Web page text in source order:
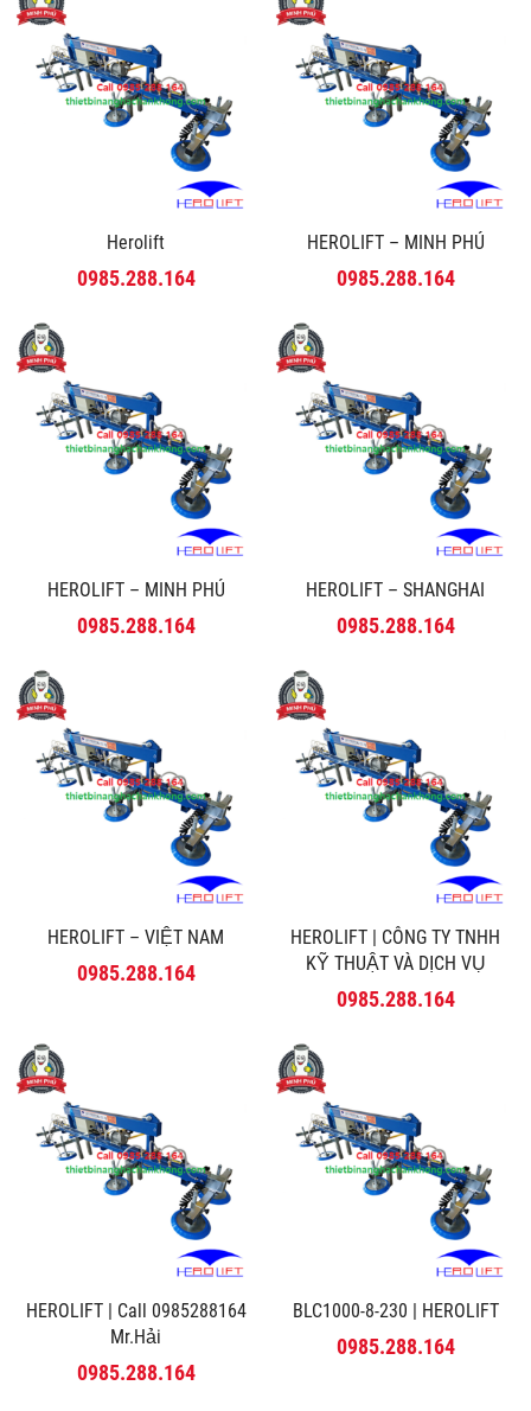
Herolift
0985.288.164
HEROLIFT – MINH PHÚ
0985.288.164
HEROLIFT – MINH PHÚ
0985.288.164
HEROLIFT – SHANGHAI
0985.288.164
HEROLIFT – VIỆT NAM
0985.288.164
HEROLIFT | CÔNG TY TNHH
KỸ THUẬT VÀ DỊCH VỤ
MINH PHÚ
0985.288.164
HEROLIFT | Call 0985288164
Mr.Hải
0985.288.164
BLC1000-8-230 | HEROLIFT
0985.288.164